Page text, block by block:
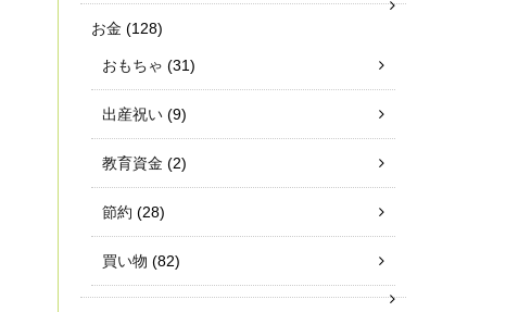
お金 (128)
おもちゃ (31)
出産祝い (9)
教育資金 (2)
節約 (28)
買い物 (82)